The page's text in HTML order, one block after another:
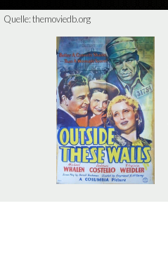
Quelle:themoviedb.org